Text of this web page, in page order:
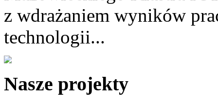
z wdrażaniem wyników
technologii...
Nasze projekty